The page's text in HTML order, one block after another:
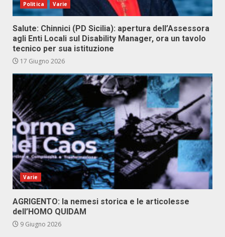
Politica Varie
Salute: Chinnici (PD Sicilia): apertura dell’Assessora
agli Enti Locali sul Disability Manager, ora un tavolo
tecnico per sua istituzione
17 Giugno 2026
Varie
AGRIGENTO: la nemesi storica e le articolesse
dell’HOMO QUIDAM
9 Giugno 2026